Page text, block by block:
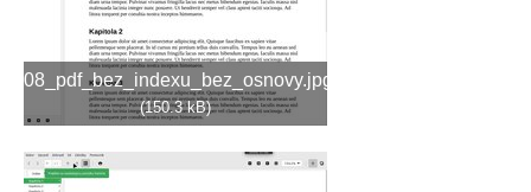
08_pdf_bez_indexu_bez_osnovy.jpg
(150.3 kB)